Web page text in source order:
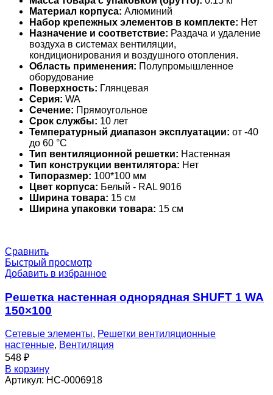
Материал корпуса: Алюминий
Набор крепежных элементов в комплекте: Нет
Назначение и соответствие: Раздача и удаление
воздуха в системах вентиляции,
кондиционирования и воздушного отопления.
Область применения: Полупромышленное
оборудование
Поверхность: Глянцевая
Серия: WA
Сечение: Прямоугольное
Срок службы: 10 лет
Температурный диапазон эксплуатации: от -40
до 60 °С
Тип вентиляционной решетки: Настенная
Тип конструкции вентилятора: Нет
Типоразмер: 100*100 мм
Цвет корпуса: Белый - RAL 9016
Ширина товара: 15 см
Ширина упаковки товара: 15 см
Сравнить
Быстрый просмотр
Добавить в избранное
Решетка настенная однорядная SHUFT 1 WA
150×100
Сетевые элементы, Решетки вентиляционные
настенные, Вентиляция
548 ₽
В корзину
Артикул: НС-0006918